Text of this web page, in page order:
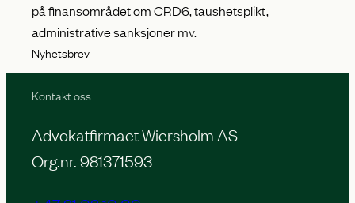
på finansområdet om CRD6, taushetsplikt,
administrative sanksjoner mv.
Nyhetsbrev
Kontakt oss
Advokatfirmaet Wiersholm AS
Org.nr. 981371593